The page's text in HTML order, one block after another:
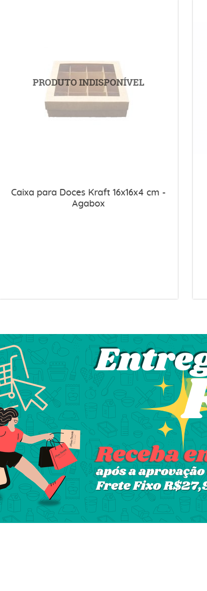
Caixa para Doces Kraft 16x16x4 cm -
Agabox